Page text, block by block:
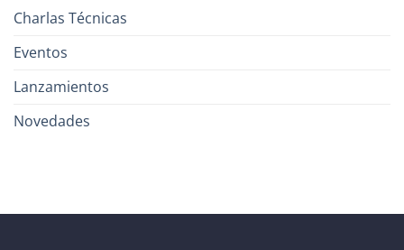
Charlas Técnicas
Eventos
Lanzamientos
Novedades